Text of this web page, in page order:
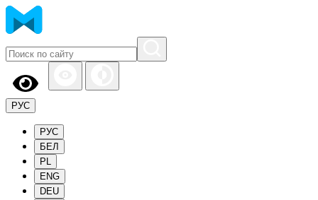
РУС
РУС
БЕЛ
PL
ENG
DEU